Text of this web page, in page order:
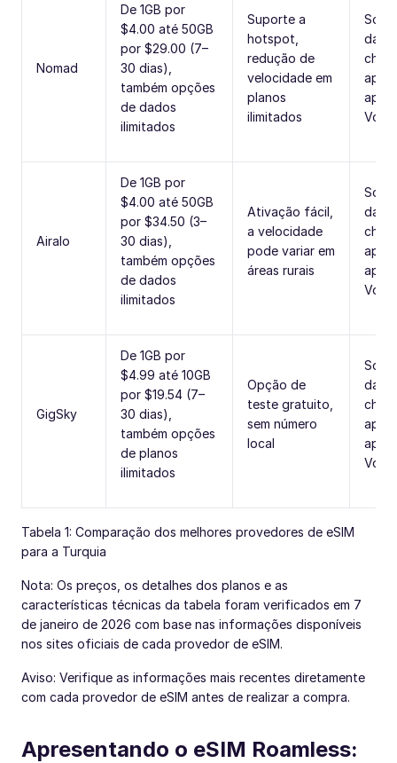
Nomad
De 1GB por
$4.00 até 50GB
por $29.00 (7–
30 dias),
também opções
de dados
ilimitados
Suporte a
hotspot,
redução de
velocidade em
planos
ilimitados
VoIP)
Airalo
De 1GB por
$4.00 até 50GB
por $34.50 (3–
30 dias),
também opções
de dados
ilimitados
Ativação fácil,
a velocidade
pode variar em
áreas rurais
VoIP)
GigSky
De 1GB por
$4.99 até 10GB
por $19.54 (7–
30 dias),
também opções
de planos
ilimitados
Opção de
teste gratuito,
sem número
local
VoIP)
Tabela 1: Comparação dos melhores provedores de eSIM
para a Turquia
Nota: Os preços, os detalhes dos planos e as
características técnicas da tabela foram verificados em 7
de janeiro de 2026 com base nas informações disponíveis
nos sites oficiais de cada provedor de eSIM.
Aviso: Verifique as informações mais recentes diretamente
com cada provedor de eSIM antes de realizar a compra.
Apresentando o eSIM Roamless: